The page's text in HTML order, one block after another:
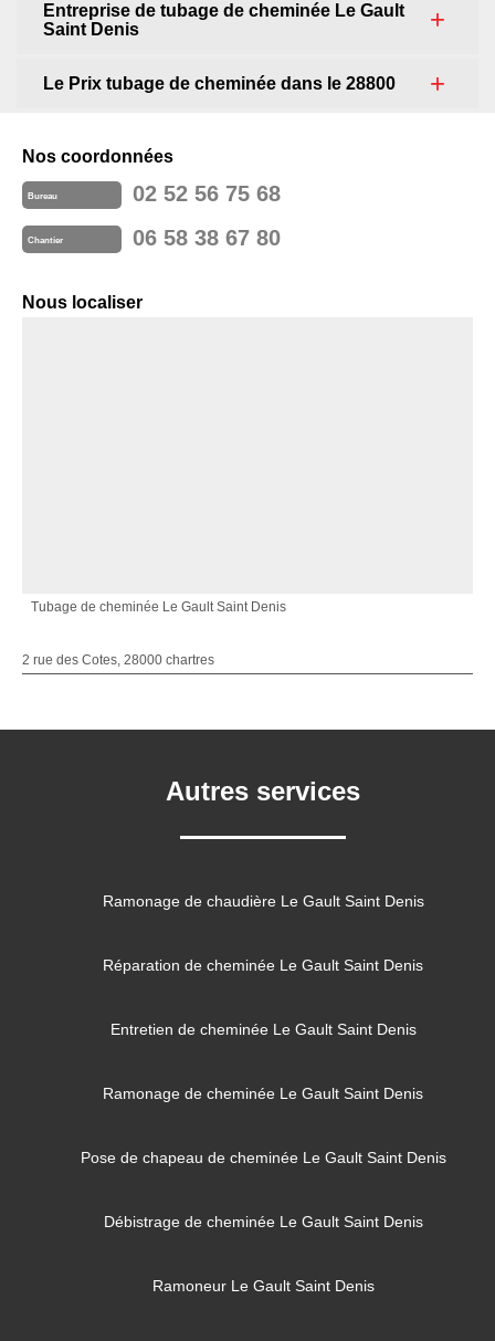
Entreprise de tubage de cheminée Le Gault
Saint Denis
Le Prix tubage de cheminée dans le 28800
Nos coordonnées
Bureau 02 52 56 75 68
Chantier 06 58 38 67 80
Nous localiser
Tubage de cheminée Le Gault Saint Denis
2 rue des Cotes, 28000 chartres
Autres services
Ramonage de chaudière Le Gault Saint Denis
Réparation de cheminée Le Gault Saint Denis
Entretien de cheminée Le Gault Saint Denis
Ramonage de cheminée Le Gault Saint Denis
Pose de chapeau de cheminée Le Gault Saint Denis
Débistrage de cheminée Le Gault Saint Denis
Ramoneur Le Gault Saint Denis